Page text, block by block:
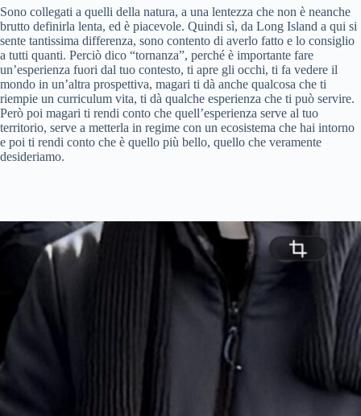
Sono collegati a quelli della natura, a una lentezza che non è neanche
brutto definirla lenta, ed è piacevole. Quindi sì, da Long Island a qui si
sente tantissima differenza, sono contento di averlo fatto e lo consiglio
a tutti quanti. Perciò dico “tornanza”, perché è importante fare
un’esperienza fuori dal tuo contesto, ti apre gli occhi, ti fa vedere il
mondo in un’altra prospettiva, magari ti dà anche qualcosa che ti
riempie un curriculum vita, ti dà qualche esperienza che ti può servire.
Però poi magari ti rendi conto che quell’esperienza serve al tuo
territorio, serve a metterla in regime con un ecosistema che hai intorno
e poi ti rendi conto che è quello più bello, quello che veramente
desideriamo.